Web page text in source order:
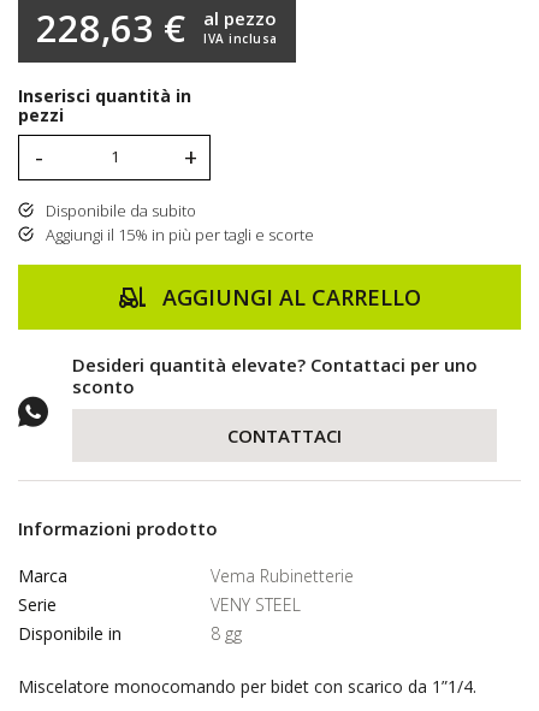
228,63 € IVA inclusa
al pezzo
Inserisci quantità in
pezzi
- +
Disponibile da subito
Aggiungi il 15% in più per tagli e scorte
AGGIUNGI AL CARRELLO
Desideri quantità elevate? Contattaci per uno
sconto
CONTATTACI
Informazioni prodotto
Marca
Vema Rubinetterie
Serie
VENY STEEL
Disponibile in
8 gg
Miscelatore monocomando per bidet con scarico da 1”1/4.